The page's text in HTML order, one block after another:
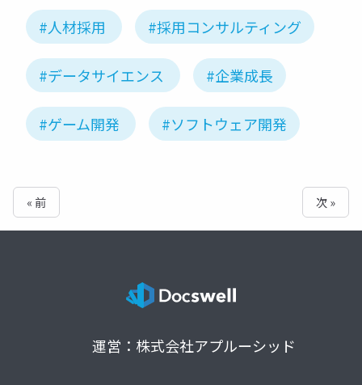
#人材採用 #採用コンサルティング
#データサイエンス #企業成長
#ゲーム開発 #ソフトウェア開発
« 前 次 »
運営：株式会社アプルーシッド